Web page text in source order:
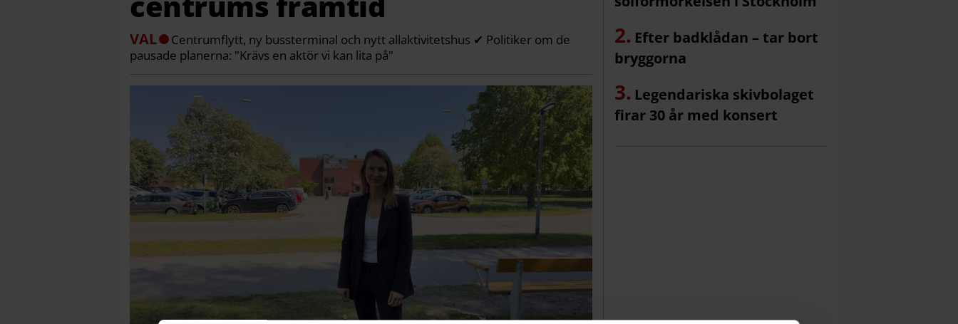
VAL
Centrumflytt, ny bussterminal och nytt allaktivitetshus ✔ Politiker om de
pausade planerna: "Krävs en aktör vi kan lita på"
Efter badklådan – tar bort
bryggorna
Legendariska skivbolaget
firar 30 år med konsert